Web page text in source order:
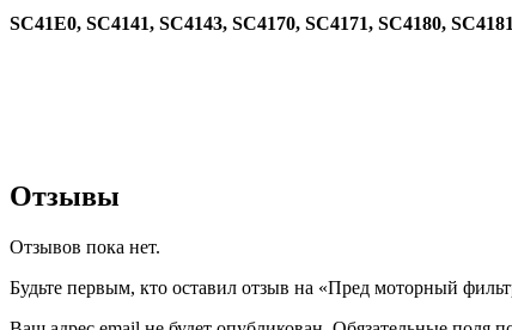
SC41E0, SC4141, SC4143, SC4170, SC4171, SC4180,
Отзывы
Отзывов пока нет.
Будьте первым, кто оставил отзыв на «Пред моторный